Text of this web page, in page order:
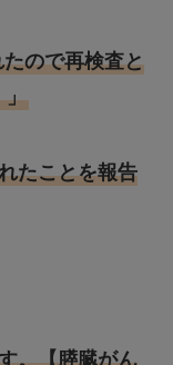
ので再検査と
」
たことを報告
。【膵臓がん